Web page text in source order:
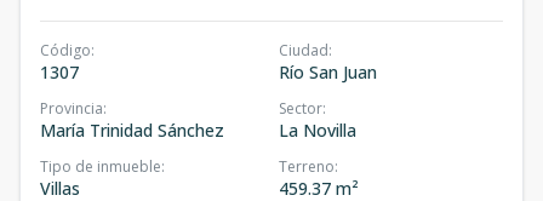
Código:
1307
Ciudad:
Río San Juan
Provincia:
María Trinidad Sánchez
Sector:
La Novilla
Tipo de inmueble:
Villas
Terreno:
459.37 m²